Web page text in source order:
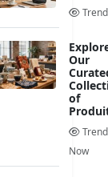
Our
of
Now